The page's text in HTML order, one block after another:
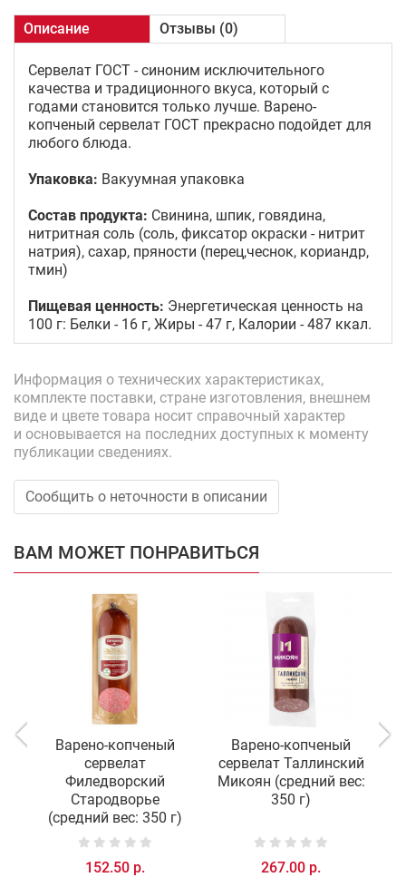
Описание Отзывы (0)
Сервелат ГОСТ - синоним исключительного
качества и традиционного вкуса, который с
годами становится только лучше. Варено-
копченый сервелат ГОСТ прекрасно подойдет для
любого блюда.
Упаковка: Вакуумная упаковка
Состав продукта: Свинина, шпик, говядина,
нитритная соль (соль, фиксатор окраски - нитрит
натрия), сахар, пряности (перец,чеснок, кориандр,
тмин)
Пищевая ценность: Энергетическая ценность на
100 г: Белки - 16 г, Жиры - 47 г, Калории - 487 ккал.
Информация о технических характеристиках,
комплекте поставки, стране изготовления, внешнем
виде и цвете товара носит справочный характер
и основывается на последних доступных к моменту
публикации сведениях.
Сообщить о неточности в описании
ВАМ МОЖЕТ ПОНРАВИТЬСЯ
Варено-копченый
сервелат
Филедворский
Стародворье
(средний вес: 350 г)
152.50 р.
Варено-копченый
сервелат Таллинский
Микоян (средний вес:
350 г)
267.00 р.